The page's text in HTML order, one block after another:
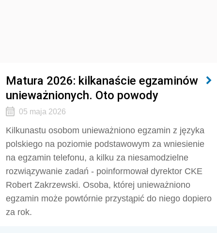
Matura 2026: kilkanaście egzaminów
unieważnionych. Oto powody
05 maja 2026
Kilkunastu osobom unieważniono egzamin z języka
polskiego na poziomie podstawowym za wniesienie
na egzamin telefonu, a kilku za niesamodzielne
rozwiązywanie zadań - poinformował dyrektor CKE
Robert Zakrzewski. Osoba, której unieważniono
egzamin może powtórnie przystąpić do niego dopiero
za rok.